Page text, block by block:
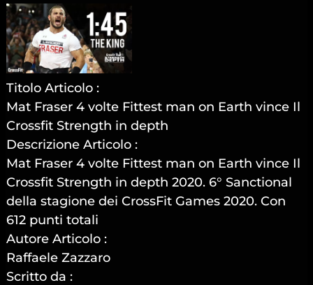
Titolo Articolo :
Mat Fraser 4 volte Fittest man on Earth vince Il
Crossfit Strength in depth
Descrizione Articolo :
Mat Fraser 4 volte Fittest man on Earth vince Il
Crossfit Strength in depth 2020. 6° Sanctional
della stagione dei CrossFit Games 2020. Con
612 punti totali
Autore Articolo :
Raffaele Zazzaro
Scritto da :